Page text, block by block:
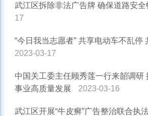
武江区拆除非法广告牌 确保道路安全
17
“今日我当志愿者” 共享电动车不乱停
2023-03-17
中国关工委主任顾秀莲一行来韶调研
事业高质量发展
2023-03-16
武江区开展“牛皮癣”广告整治联合执